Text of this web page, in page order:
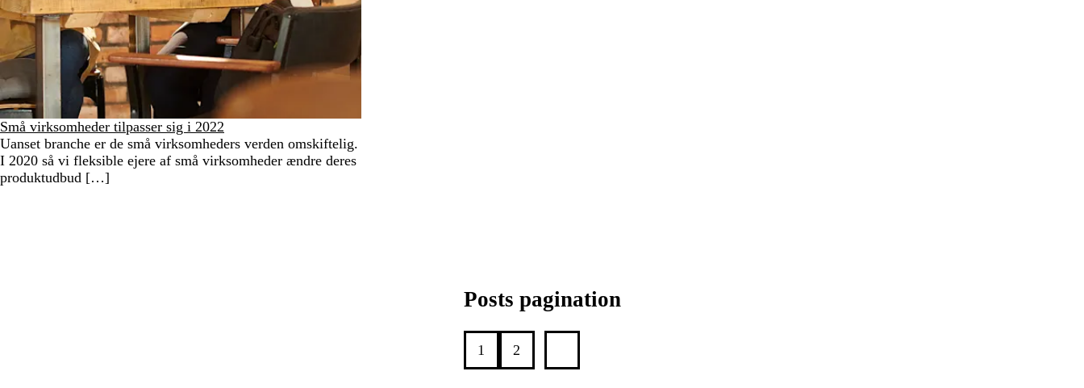
Små virksomheder tilpasser sig i 2022
Uanset branche er de små virksomheders verden omskiftelig.
I 2020 så vi fleksible ejere af små virksomheder ændre deres
produktudbud […]
Posts pagination
1 2